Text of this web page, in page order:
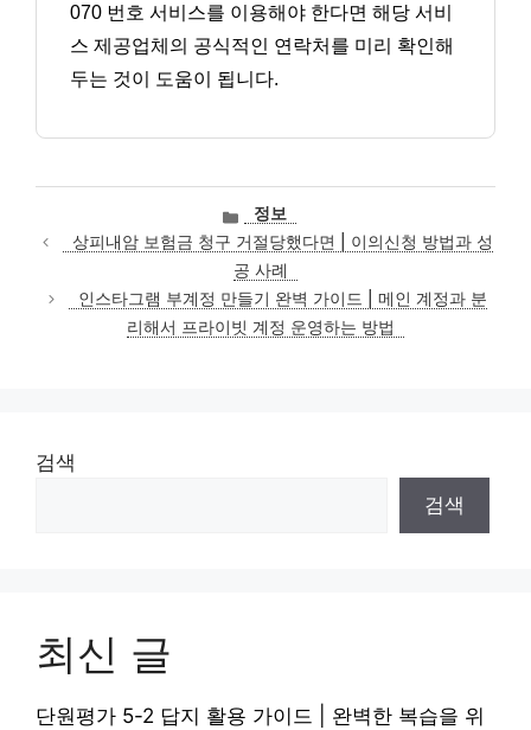
070 번호 서비스를 이용해야 한다면 해당 서비
스 제공업체의 공식적인 연락처를 미리 확인해
두는 것이 도움이 됩니다.
카
테
고
리
정보
상피내암 보험금 청구 거절당했다면 | 이의신청 방법과 성
공 사례
인스타그램 부계정 만들기 완벽 가이드 | 메인 계정과 분
리해서 프라이빗 계정 운영하는 방법
검색
검색
최신 글
단원평가 5-2 답지 활용 가이드 | 완벽한 복습을 위